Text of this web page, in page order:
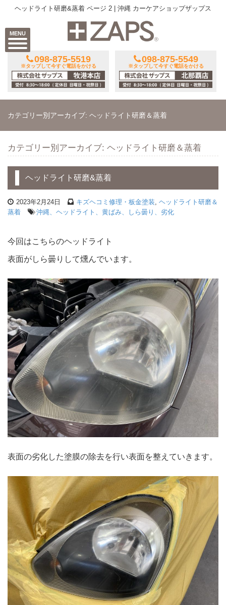
MENU
ヘッドライト研磨&蒸着 ページ 2 | 沖縄 カーケアショップザップス
098-875-5519
※タップして今すぐ電話をかける
098-875-5549
※タップして今すぐ電話をかける
カテゴリー別アーカイブ: ヘッドライト研磨＆蒸着
カテゴリー別アーカイブ: ヘッドライト研磨＆蒸着
ヘッドライト研磨&蒸着
2023年2月24日 キズヘコミ修理・板金塗装 ヘッドライト研磨＆
蒸着
沖縄、ヘッドライト、黄ばみ、しら曇り、劣化
今回はこちらのヘッドライト
表面がしら曇りして燻んでいます。
表面の劣化した塗膜の除去を行い表面を整えていきます。